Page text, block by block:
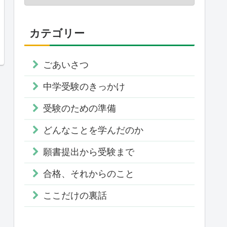
カテゴリー
ごあいさつ
中学受験のきっかけ
受験のための準備
どんなことを学んだのか
願書提出から受験まで
合格、それからのこと
ここだけの裏話